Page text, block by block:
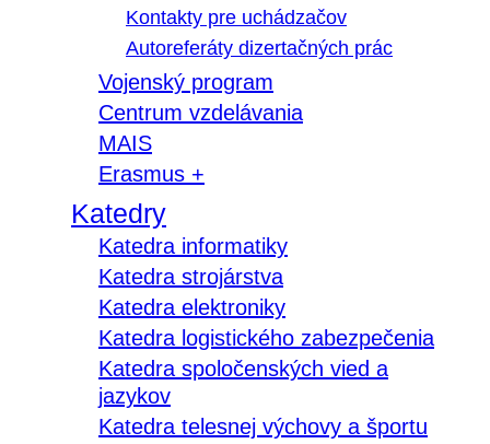
Kontakty pre uchádzačov
Autoreferáty dizertačných prác
Vojenský program
Centrum vzdelávania
MAIS
Erasmus +
Katedry
Katedra informatiky
Katedra strojárstva
Katedra elektroniky
Katedra logistického zabezpečenia
Katedra spoločenských vied a
jazykov
Katedra telesnej výchovy a športu